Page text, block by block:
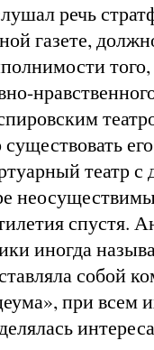
речь
газете,
театр
спустя.
иногда
собой
при всем